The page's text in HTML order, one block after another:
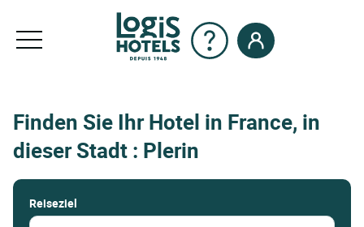
Finden Sie Ihr Hotel in France, in
dieser Stadt : Plerin
Reiseziel